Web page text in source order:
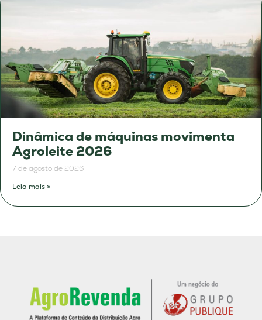
Dinâmica de máquinas movimenta
Agroleite 2026
7 de agosto de 2026
Leia mais »